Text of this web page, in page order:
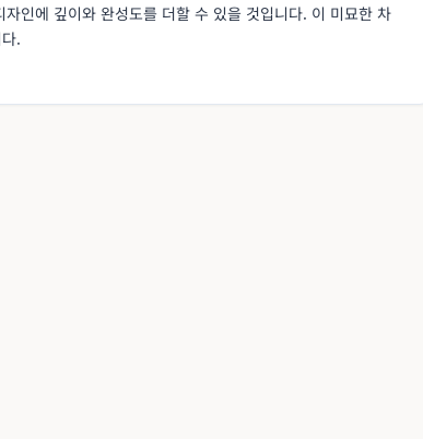
인에 깊이와 완성도를 더할 수 있을 것입니다. 이 미묘한 차
.